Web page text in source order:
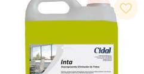
favorite_border